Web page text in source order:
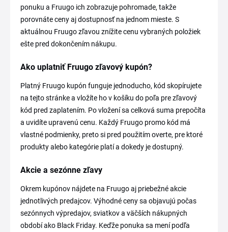
ponuku a Fruugo ich zobrazuje pohromade, takže
porovnáte ceny aj dostupnosť na jednom mieste. S
aktuálnou Fruugo zľavou znížite cenu vybraných položiek
ešte pred dokončením nákupu.
Ako uplatniť Fruugo zľavový kupón?
Platný Fruugo kupón funguje jednoducho, kód skopírujete
na tejto stránke a vložíte ho v košíku do poľa pre zľavový
kód pred zaplatením. Po vložení sa celková suma prepočíta
a uvidíte upravenú cenu. Každý Fruugo promo kód má
vlastné podmienky, preto si pred použitím overte, pre ktoré
produkty alebo kategórie platí a dokedy je dostupný.
Akcie a sezónne zľavy
Okrem kupónov nájdete na Fruugo aj priebežné akcie
jednotlivých predajcov. Výhodné ceny sa objavujú počas
sezónnych výpredajov, sviatkov a väčších nákupných
období ako Black Friday. Keďže ponuka sa mení podľa